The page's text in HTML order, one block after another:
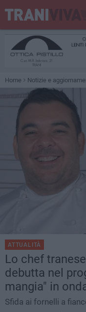
Home Notizie e
ATTUALITÀ
Lo chef
debutta nel
mangia" in
Sfida ai fornelli a